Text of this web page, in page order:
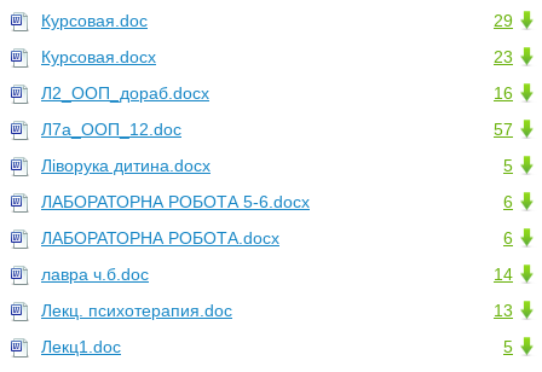
29
Курсовая.doc
23
Курсовая.docx
16
Л2_ООП_дораб.docx
57
Л7а_ООП_12.doc
5
Ліворука дитина.docx
6
ЛАБОРАТОРНА РОБОТА 5-6.docx
6
ЛАБОРАТОРНА РОБОТА.docx
14
лавра ч.б.doc
13
Лекц. психотерапия.doc
5
Лекц1.doc